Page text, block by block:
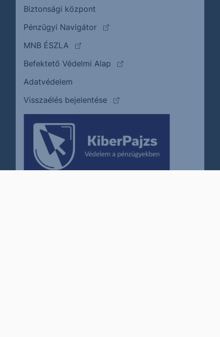
Biztonsági központ
Pénzügyi Navigátor
(külső oldalra ugrik)
MNB ÉSZLA
(külső oldalra ugrik)
Befektető Védelmi Alap
(külső oldalra ugrik)
Adatvédelem
Visszaélés bejelentése
(külső oldalra ugrik)